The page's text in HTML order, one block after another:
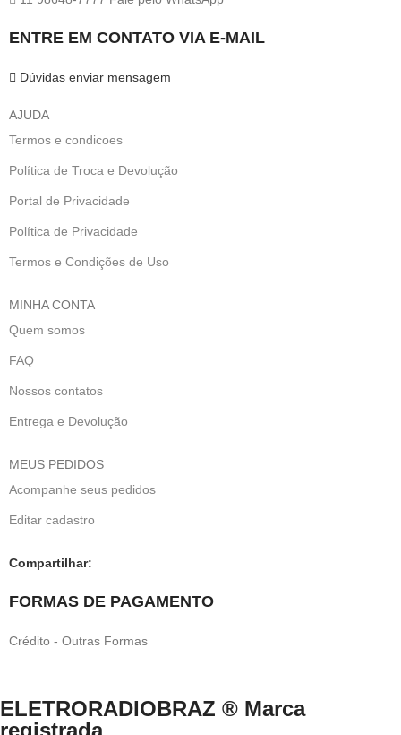
ENTRE EM CONTATO VIA E-MAIL
Dúvidas enviar mensagem
AJUDA
Termos e condicoes
Política de Troca e Devolução
Portal de Privacidade
Política de Privacidade
Termos e Condições de Uso
MINHA CONTA
Quem somos
FAQ
Nossos contatos
Entrega e Devolução
MEUS PEDIDOS
Acompanhe seus pedidos
Editar cadastro
Compartilhar:
FORMAS DE PAGAMENTO
Crédito - Outras Formas
ELETRORADIOBRAZ ® Marca